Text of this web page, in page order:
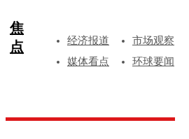
焦
点
经济报道
市场观察
媒体看点
环球要闻